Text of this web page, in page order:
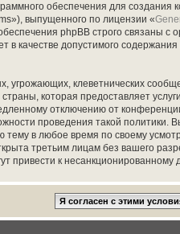
обеспечения для
выпущенного по лицензии «
phpBB строго связаны
в качестве допустимого
угрожающих, клеветнических
которая предоставляет
отключению от
проведения такой
тему в любое время по своему
третьим лицам без вашего
привести к несанкционированному